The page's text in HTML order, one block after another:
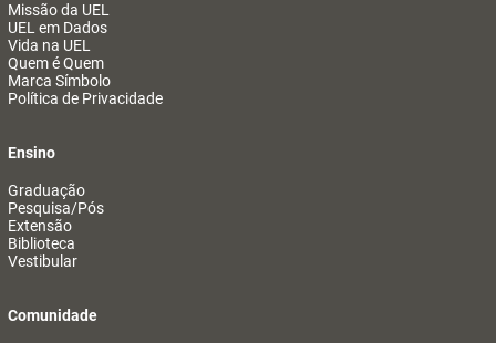
Missão da UEL
UEL em Dados
Vida na UEL
Quem é Quem
Marca Símbolo
Política de Privacidade
Ensino
Graduação
Pesquisa/Pós
Extensão
Biblioteca
Vestibular
Comunidade